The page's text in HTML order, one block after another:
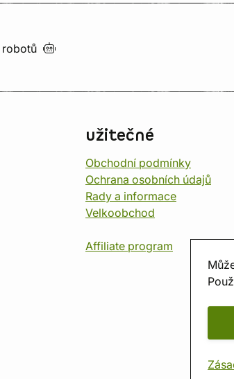
robotů
užitečné
Obchodní podmínky
Ochrana osobních údajů
Rady a informace
Velkoobchod
Affiliate program